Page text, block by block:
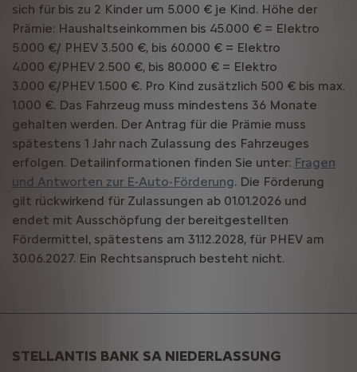
sich für bis zu 2 Kinder um 5.000 € je Kind. Höhe der
Prämie: Haushaltseinkommen bis 45.000 € = Elektro
5.000 €/ PHEV 3.500 €, bis 60.000 € = Elektro
4.000 €/PHEV 2.500 €, bis 80.000 € = Elektro
3.000 €/PHEV 1.500 €. Pro Kind zusätzlich 500 € bis max.
1.000 €. Das Fahrzeug muss mindestens 36 Monate
gehalten werden. Der Antrag für die Prämie muss
spätestens 1 Jahr nach Zulassung des Fahrzeuges
erfolgen. Detailinformationen finden Sie unter: Fragen
und Antworten zur E-Auto-Förderung. Die Förderung
gilt rückwirkend für Zulassungen ab 01.01.2026 und
endet mit Ausschöpfung der bereitgestellten
Fördermittel, spätestens am 31.12.2028, für PHEV am
30.06.2027. Ein Rechtsanspruch besteht nicht.
STELLANTIS BANK SA NIEDERLASSUNG